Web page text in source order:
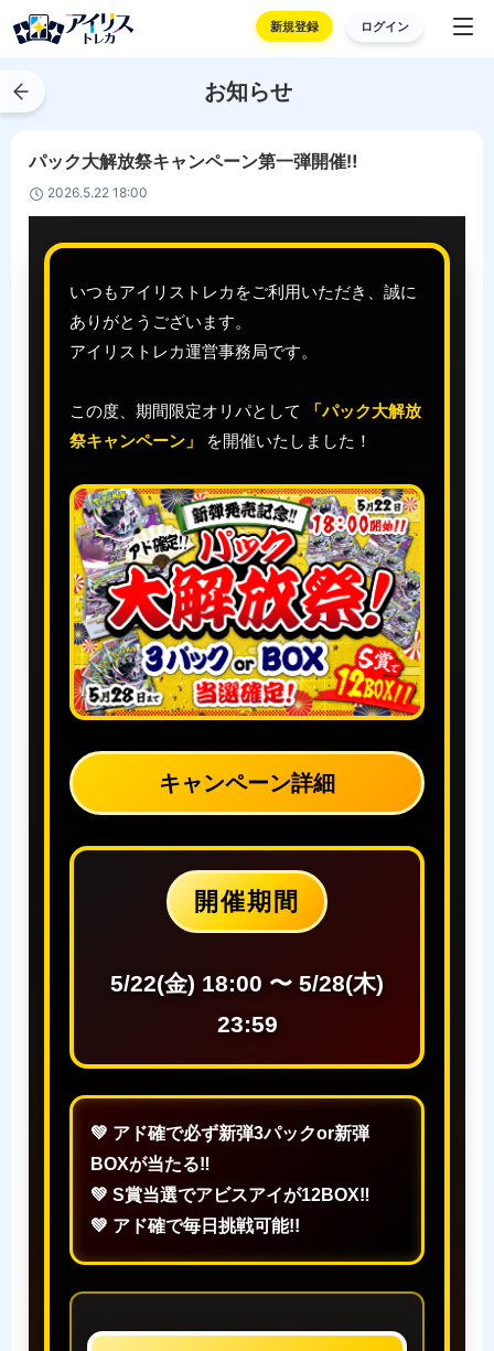
新規登録 ログイン
お知らせ
パック大解放祭キャンペーン第一弾開催‼
2026.5.22 18:00
いつもアイリストレカをご利用いただき、誠に
ありがとうございます。
アイリストレカ運営事務局です。
この度、期間限定オリパとして
「パック大解放
祭キャンペーン」
を開催いたしました！
キャンペーン詳細
開催期間
5/22(金) 18:00 〜 5/28(木)
23:59
💚 アド確で必ず新弾3パックor新弾
BOXが当たる‼
💚 S賞当選でアビスアイが12BOX‼
💚 アド確で毎日挑戦可能!!